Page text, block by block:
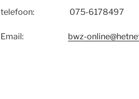
telefoon: 075-6178497
Email: bwz-